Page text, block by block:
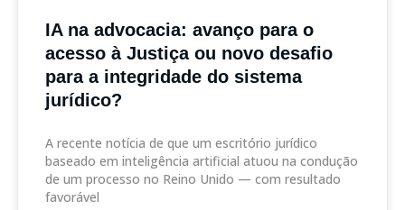
IA na advocacia: avanço para o
acesso à Justiça ou novo desafio
para a integridade do sistema
jurídico?
A recente notícia de que um escritório jurídico
baseado em inteligência artificial atuou na condução
de um processo no Reino Unido — com resultado
favorável